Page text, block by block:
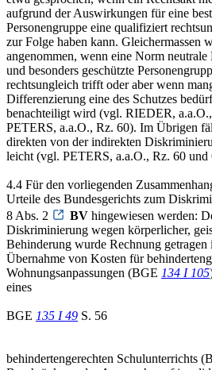
aufgrund der Auswirkungen für eine
Personengruppe eine qualifiziert
zur Folge haben kann. Gleichermassen
angenommen, wenn eine Norm
und besonders geschützte
rechtsungleich trifft oder aber wenn
Differenzierung eine des Schutzes
benachteiligt wird (vgl. RIEDER,
PETERS, a.a.O., Rz. 60). Im Übrigen
direkten von der indirekten
leicht (vgl. PETERS, a.a.O., Rz. 60 und
4.4 Für den vorliegenden
Urteile des Bundesgerichts zum
8 Abs. 2
BV hingewiesen werden:
Diskriminierung wegen körperlicher,
Behinderung wurde Rechnung
Übernahme von Kosten für
Wohnungsanpassungen (BGE 134 I 105
eines
BGE 135 I 49 S. 56
behindertengerechten Schulunterrichts